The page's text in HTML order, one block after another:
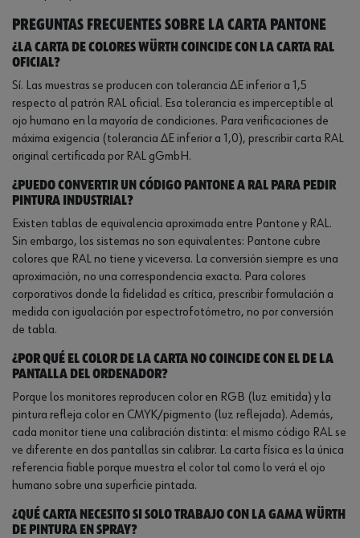
Preguntas frecuentes sobre la carta Pantone
¿La carta de colores Würth coincide con la carta RAL
oficial?
Sí. Las muestras se producen con tolerancia ΔE inferior a 1,5
respecto al patrón RAL oficial. Esa tolerancia es imperceptible al
ojo humano en la mayoría de condiciones. Para verificaciones de
máxima exigencia (tolerancia ΔE inferior a 1,0), prescribir carta RAL
original certificada por RAL gGmbH.
¿Puedo convertir un código Pantone a RAL para pedir
pintura industrial?
Existen tablas de equivalencia aproximada entre Pantone y RAL.
Sin embargo, los sistemas no son equivalentes: Pantone cubre
colores que RAL no tiene y viceversa. La conversión siempre es una
aproximación, no una correspondencia exacta. Para colores
corporativos donde la fidelidad es crítica, prescribir formulación a
medida con igualación por espectrofotómetro, no por conversión
de tabla.
¿Por qué el color de la carta no coincide con el de la
pantalla del ordenador?
Porque los monitores reproducen color en RGB (luz emitida) y la
pintura refleja color en CMYK/pigmento (luz reflejada). Además,
cada monitor tiene una calibración distinta: el mismo código RAL se
ve diferente en dos pantallas sin calibrar. La carta física es la única
referencia fiable porque muestra el color tal como lo verá el ojo
humano sobre una superficie pintada.
¿Qué carta necesito si solo trabajo con la gama Würth
de pintura en spray?